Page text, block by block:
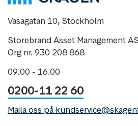
Vasagatan 10, Stockholm
Storebrand Asset Management
Org nr. 930 208 868
09.00 - 16.00
0200-11 22 60
Maila oss på